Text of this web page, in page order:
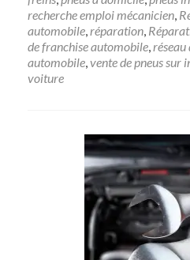
recherche emploi mécanicien,
automobile,réparation,
de franchise automobile,
automobile,vente de pneus sur
voiture